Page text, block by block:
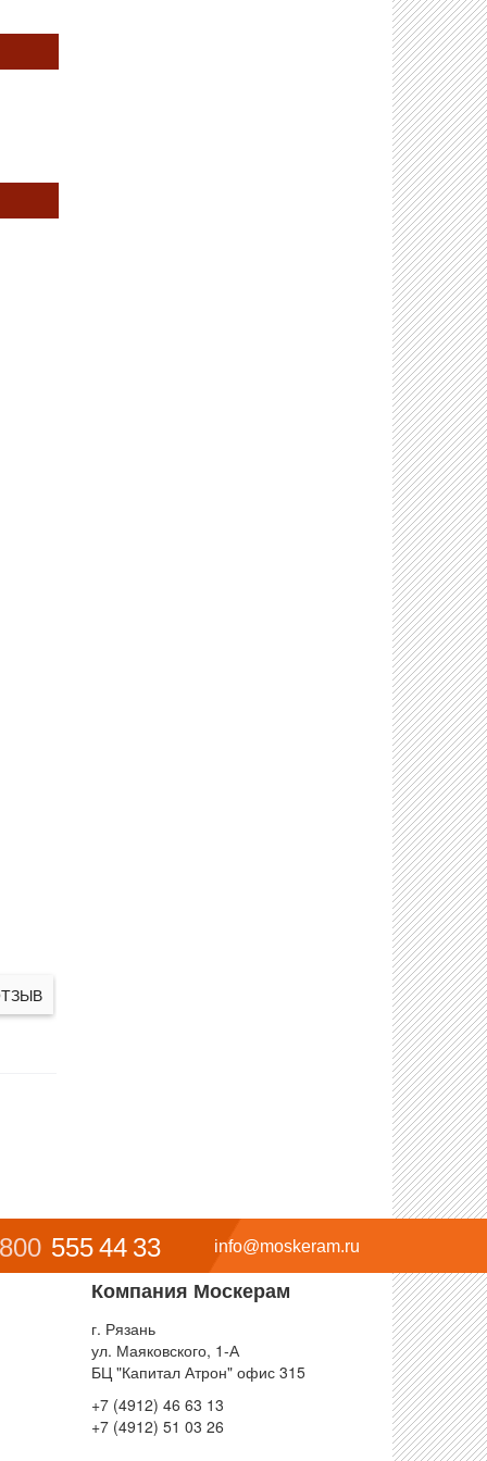
info@moskeram.ru
555 44 33
Компания Москерам
г. Рязань
ул. Маяковского, 1-А
БЦ "Капитал Атрон" офис 315
+7 (4912) 46 63 13
+7 (4912) 51 03 26